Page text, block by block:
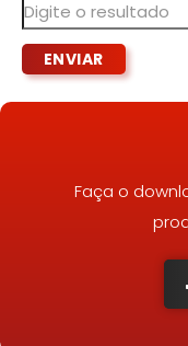
Faça o